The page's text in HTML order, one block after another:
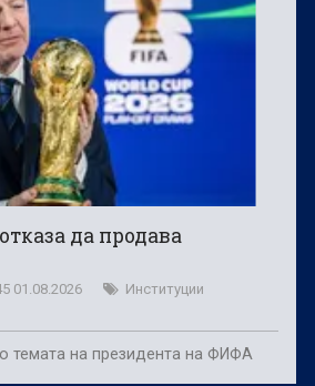
да продава
01.08.2026 Институции
темата на президента на ФИФА